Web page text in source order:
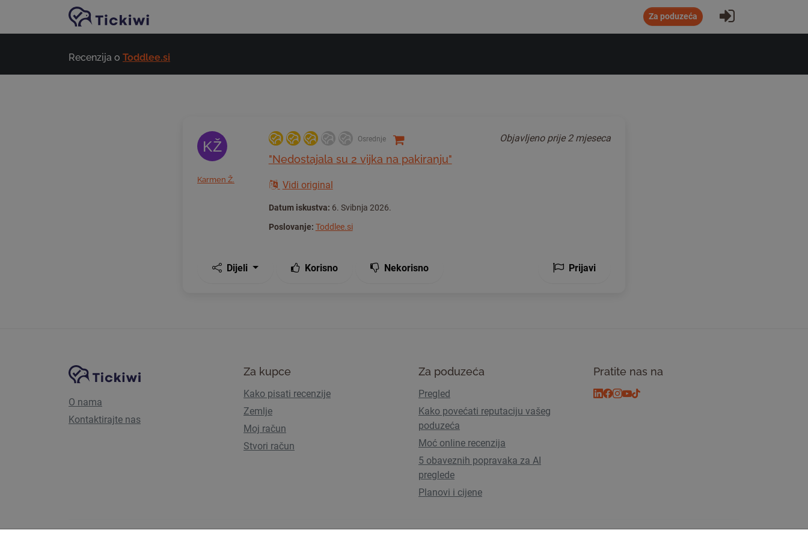
Preskoči na glavni sadržaj
Za poduzeća Prijavite se
Recenzija o Toddlee.si
KŽ
Karmen Ž.
Osrednje Objavljeno prije 2 mjeseca
"Nedostajala su 2 vijka na pakiranju"
Vidi original
Datum iskustva: 6. Svibnja 2026.
Poslovanje: Toddlee.si
Dijeli Korisno Nekorisno Prijavi
Navigacija straniceTickiwi platforma
O nama
Kontaktirajte nas
Za kupce
Kako pisati recenzije
Zemlje
Moj račun
Stvori račun
Za poduzeća
Pregled
Kako povećati reputaciju vašeg
poduzeća
Moć online recenzija
5 obaveznih popravaka za AI
preglede
Planovi i cijene
Pratite nas na